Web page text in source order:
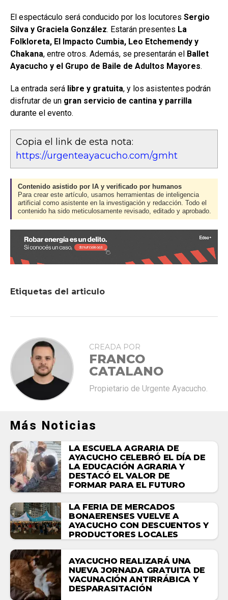
El espectáculo será conducido por los locutores Sergio
Silva y Graciela González. Estarán presentes La
Folkloreta, El Impacto Cumbia, Leo Etchemendy y
Chakana, entre otros. Además, se presentarán el Ballet
Ayacucho y el Grupo de Baile de Adultos Mayores.
La entrada será libre y gratuita, y los asistentes podrán
disfrutar de un gran servicio de cantina y parrilla
durante el evento.
Copia el link de esta nota:
https://urgenteayacucho.com/gmht
Contenido asistido por IA y verificado por humanos
Para crear este artículo, usamos herramientas de inteligencia
artificial como asistente en la investigación y redacción. Todo el
contenido ha sido meticulosamente revisado, editado y aprobado.
Etiquetas del articulo
CREADA POR
FRANCO
CATALANO
Propietario de Urgente Ayacucho.
Más Noticias
LA ESCUELA AGRARIA DE
AYACUCHO CELEBRÓ EL DÍA DE
LA EDUCACIÓN AGRARIA Y
DESTACÓ EL VALOR DE
FORMAR PARA EL FUTURO
LA FERIA DE MERCADOS
BONAERENSES VUELVE A
AYACUCHO CON DESCUENTOS Y
PRODUCTORES LOCALES
AYACUCHO REALIZARÁ UNA
NUEVA JORNADA GRATUITA DE
VACUNACIÓN ANTIRRÁBICA Y
DESPARASITACIÓN